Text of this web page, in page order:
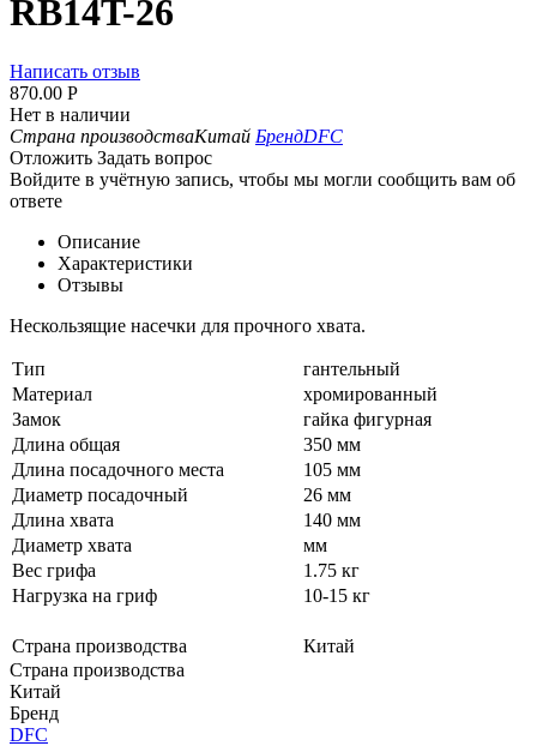
RB14T-26
Написать отзыв
870.00 Р
Нет в наличии
Страна производстваКитай БрендDFC
Отложить Задать вопрос
Войдите в учётную запись, чтобы мы могли сообщить вам об
ответе
Описание
Характеристики
Отзывы
Нескользящие насечки для прочного хвата.
Тип
гантельный
Материал
хромированный
Замок
гайка фигурная
Длина общая
350 мм
Длина посадочного места
105 мм
Диаметр посадочный
26 мм
Длина хвата
140 мм
Диаметр хвата
мм
Вес грифа
1.75 кг
Нагрузка на гриф
10-15 кг
Страна производства
Китай
Страна производства
Китай
Бренд
DFC